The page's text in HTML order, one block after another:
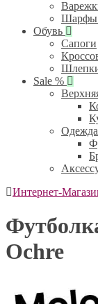
Шарфы
Обувь
Сапоги
Sale %
Одежда
Интернет-
Ochre